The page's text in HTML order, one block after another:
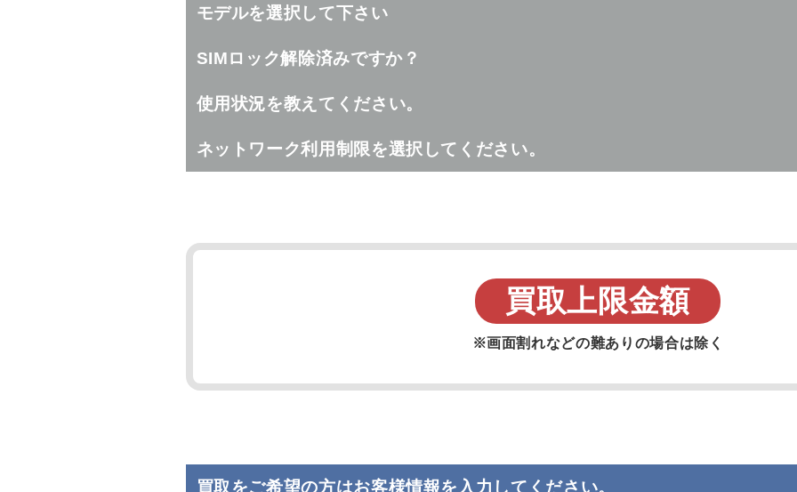
モデルを選択して下さい
SIMロック解除済みですか？
使用状況を教えてください。
ネットワーク利用制限を選択してください。
買取上限金額
※画面割れなどの難ありの場合は除く
買取をご希望の方はお客様情報を入力してください。